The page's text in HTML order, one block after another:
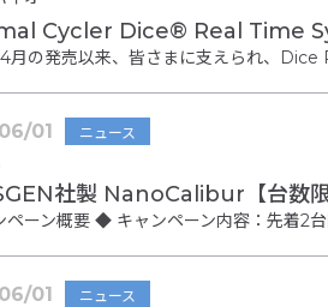
Cycler Dice® Real Time
月の発売以来、皆さまに支えられ、
01 ニュース
社製 NanoCalibur【台数限
ペーン概要 ◆ キャンペーン内容：先
01 ニュース